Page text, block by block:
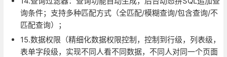
询条件；支持多种匹配方式（全匹配/模糊查询/包含查询/不
匹配查询）；
15.数据权限（精细化数据权限控制，控制到行级，列表级，
表单字段级，实现不同人看不同数据，不同人对同一个页面